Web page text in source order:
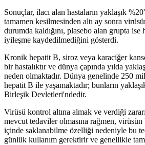
Sonuçlar, ilacı alan hastaların yaklaşık
tamamen kesilmesinden altı ay sonra
durumda kaldığını, plasebo alan grupta
iyileşme kaydedilmediğini gösterdi.
Kronik hepatit B, siroz veya karaciğer
bir hastalıktır ve dünya çapında yılda
neden olmaktadır. Dünya genelinde 250
hepatit B ile yaşamaktadır; bunların
Birleşik Devletleri'ndedir.
Virüsü kontrol altına almak ve verdiği
mevcut tedaviler olmasına rağmen,
içinde saklanabilme özelliği nedeniyle bu
günlük kullanım gerektirir ve genellikle